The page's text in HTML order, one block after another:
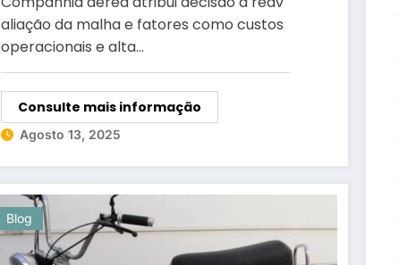
aliação da malha e fatores como custos
operacionais e alta…
Consulte mais informação
Agosto 13, 2025
Blog